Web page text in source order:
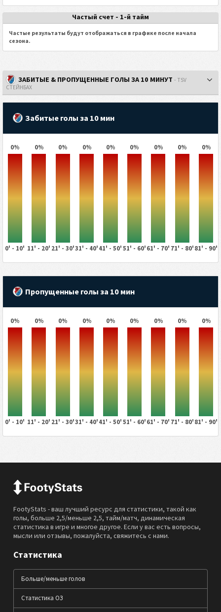
Частый счет - 1-й тайм
Частые результаты будут отображаться в графике после начала
сезона.
ЗАБИТЫЕ & ПРОПУЩЕННЫЕ ГОЛЫ ЗА 10 МИНУТ- TSV
СТЕЙНБАХ
Забитые голы за 10 мин
0% 0% 0% 0% 0% 0% 0% 0% 0%
0' - 10' 11' - 20' 21' - 30'31' - 40'41' - 50'51' - 60'61' - 70' 71' - 80'81' - 90'
Пропущенные голы за 10 мин
0% 0% 0% 0% 0% 0% 0% 0% 0%
0' - 10' 11' - 20' 21' - 30'31' - 40'41' - 50'51' - 60'61' - 70' 71' - 80'81' - 90'
FootyStats - ваш лучший ресурс для статистики, такой как
голы, больше 2,5/меньше 2,5, тайм/матч, динамическая
статистика в игре и многое другое. Если у вас есть вопросы,
мысли или отзывы, пожалуйста, свяжитесь с нами.
Статистика
Больше/меньше голов
Статистика ОЗ